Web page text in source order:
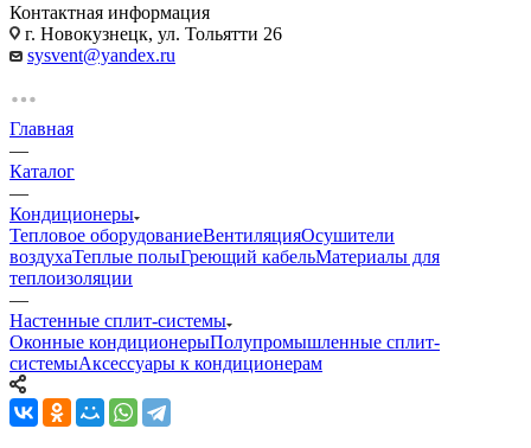
Контактная информация
г. Новокузнецк, ул. Тольятти 26
sysvent@yandex.ru
Главная
—
Каталог
—
Кондиционеры
Тепловое оборудованиеВентиляцияОсушители
воздухаТеплые полыГреющий кабельМатериалы для
теплоизоляции
—
Настенные сплит-системы
Оконные кондиционерыПолупромышленные сплит-
системыАксессуары к кондиционерам